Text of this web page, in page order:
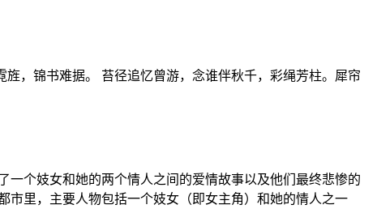
，锦书难据。 苔径追忆曾游，念谁伴秋千，彩绳芳柱。犀帘
个妓女和她的两个情人之间的爱情故事以及他们最终悲惨的
市里，主要人物包括一个妓女（即女主角）和她的情人之一